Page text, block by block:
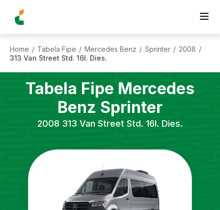
Home / Tabela Fipe / Mercedes Benz / Sprinter / 2008 /
313 Van Street Std. 16l. Dies.
Tabela Fipe Mercedes
Benz Sprinter
2008 313 Van Street Std. 16l. Dies.